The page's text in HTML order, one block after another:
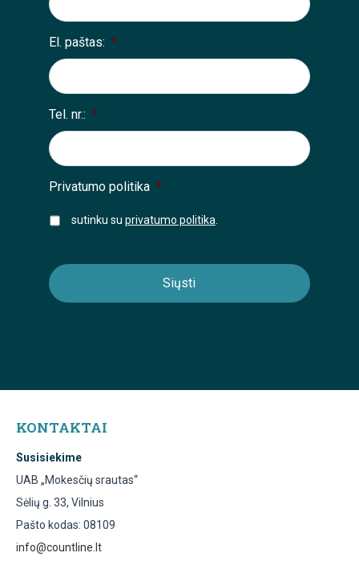
El. paštas: *
Tel. nr.: *
Privatumo politika *
sutinku su privatumo politika
KONTAKTAI
Susisiekime
UAB „Mokesčių srautas“
Sėlių g. 33, Vilnius
Pašto kodas: 08109
info@countline.lt